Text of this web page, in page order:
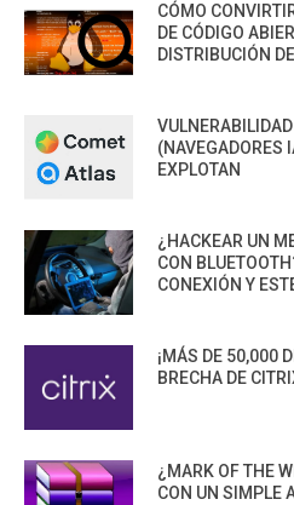
CÓMO
DE CÓDIGO
DISTRIBUCIÓN
(NAVEGADORES
EXPLOTAN
¿HACKEAR UN
CON
CONEXIÓN Y
¡MÁS DE 50,000
BRECHA DE
¿MARK OF THE
CON UN SIMPLE